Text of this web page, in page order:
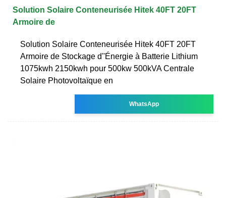
Solution Solaire Conteneurisée Hitek 40FT 20FT
Armoire de
Solution Solaire Conteneurisée Hitek 40FT 20FT
Armoire de Stockage d''Énergie à Batterie Lithium
1075kwh 2150kwh pour 500kw 500kVA Centrale
Solaire Photovoltaïque en
WhatsApp